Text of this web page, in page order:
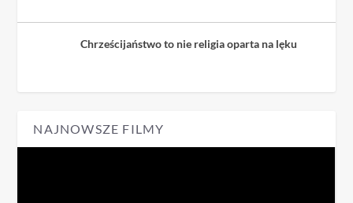
Chrześcijaństwo to nie religia oparta na lęku
NAJNOWSZE FILMY